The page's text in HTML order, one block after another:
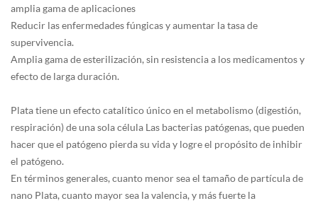
amplia gama de aplicaciones
Reducir las enfermedades fúngicas y aumentar la tasa de
supervivencia.
Amplia gama de esterilización, sin resistencia a los medicamentos y
efecto de larga duración.
Plata tiene un efecto catalítico único en el metabolismo (digestión,
respiración) de una sola célula Las bacterias patógenas, que pueden
hacer que el patógeno pierda su vida y logre el propósito de inhibir
el patógeno.
En términos generales, cuanto menor sea el tamaño de partícula de
nano Plata, cuanto mayor sea la valencia, y más fuerte la